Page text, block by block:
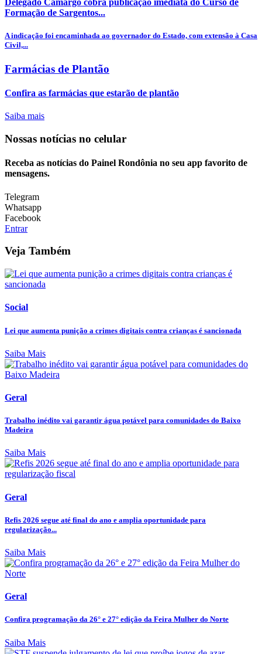
Formação de Sargentos...
A indicação foi encaminhada ao governador do Estado, com extensão à Casa
Civil,...
Farmácias de Plantão
Confira as farmácias que estarão de plantão
Saiba mais
Nossas notícias no celular
Receba as notícias do Painel Rondônia no seu app favorito de
mensagens.
Telegram
Whatsapp
Facebook
Entrar
Veja Também
Social
Lei que aumenta punição a crimes digitais contra crianças é sancionada
Saiba Mais
Geral
Trabalho inédito vai garantir água potável para comunidades do Baixo
Madeira
Saiba Mais
Geral
Refis 2026 segue até final do ano e amplia oportunidade para
regularização...
Saiba Mais
Geral
Confira programação da 26° e 27° edição da Feira Mulher do Norte
Saiba Mais